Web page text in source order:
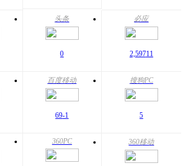
头条
0
必应
2,59711
百度移动
69-1
搜狗PC
5
360PC 360移动